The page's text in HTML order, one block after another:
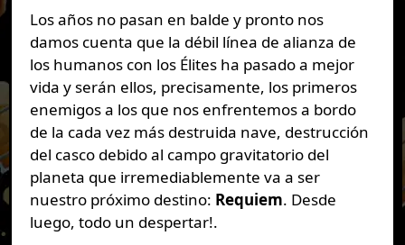
Los años no pasan en balde y pronto nos
damos cuenta que la débil línea de alianza de
los humanos con los Élites ha pasado a mejor
vida y serán ellos, precisamente, los primeros
enemigos a los que nos enfrentemos a bordo
de la cada vez más destruida nave, destrucción
del casco debido al campo gravitatorio del
planeta que irremediablemente va a ser
nuestro próximo destino: Requiem. Desde
luego, todo un despertar!.